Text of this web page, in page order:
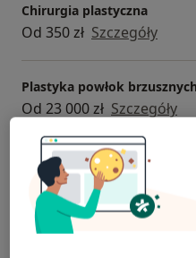
Chirurgia plastyczna
Od 350 zł Szczegóły
Plastyka powłok brzusznych
Od 23 000 zł Szczegóły
Usunięcie zmian skórnych
CO2
Od 400 zł Szczegóły